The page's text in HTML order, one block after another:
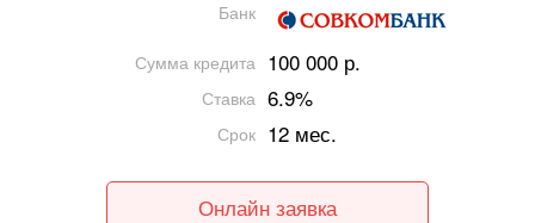
Банк
Сумма кредита 100 000 р.
Ставка 6.9%
Срок 12 мес.
Онлайн заявка